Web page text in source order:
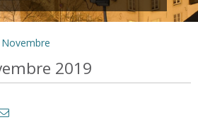
Novembre
2019